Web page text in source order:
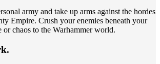
army and take up arms against the hordes
Empire. Crush your enemies beneath your
or chaos to the Warhammer world.